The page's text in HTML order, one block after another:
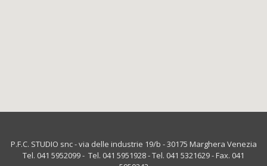
P.F.C. STUDIO snc - via delle industrie 19/b - 30175 Marghera Venezia
Tel. 041 5952099 - Tel. 041 5951928 - Tel. 041 5321629 - Fax. 041